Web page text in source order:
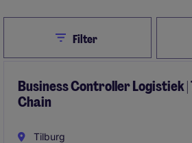
CloseFilter
Business Controller Logistiek |
Chain
Tilburg